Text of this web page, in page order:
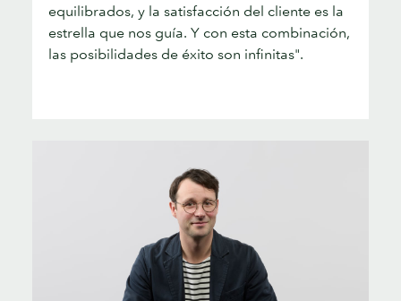
equilibrados, y la satisfacción del cliente es la
estrella que nos guía. Y con esta combinación,
las posibilidades de éxito son infinitas".